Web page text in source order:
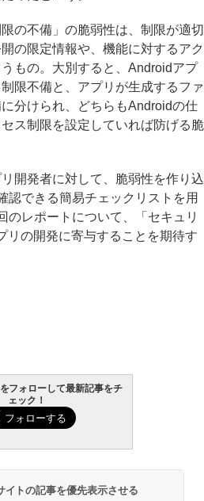
の不備」の脆弱性は、制限が適切
の限定情報や、機能に対するアク
もの。大別すると、Androidアプ
限不備と、アプリが生成するファ
分けられ、どちらもAndroidの仕
ス制限を設定していれば防げる脆
開発者に対して、脆弱性を作り込
認できる簡易チェックリストを用
のレポートについて、「セキュリ
リの開発に寄与することを期待す
フォローして最新記事をチ
ェック！
トの記事を優先表示させる